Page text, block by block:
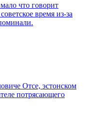
что говорит
время из-за
Отсе, эстонском
потрясающего